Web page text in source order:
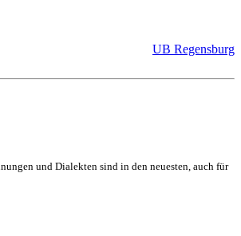
UB Regensburg
und Dialekten sind in den neuesten, auch für